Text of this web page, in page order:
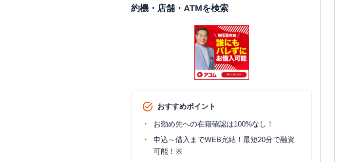
約機・店舗・ATMを検索
おすすめポイント
お勤め先への在籍確認は100%なし！
申込～借入までWEB完結！最短20分で融資
可能！※